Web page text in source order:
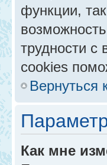
функции,
трудности
cookies
Вернуться
Как мне